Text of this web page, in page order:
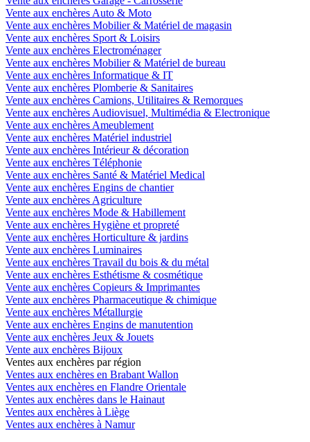
Vente aux enchères Auto & Moto
Vente aux enchères Mobilier & Matériel de magasin
Vente aux enchères Sport & Loisirs
Vente aux enchères Electroménager
Vente aux enchères Mobilier & Matériel de bureau
Vente aux enchères Informatique & IT
Vente aux enchères Plomberie & Sanitaires
Vente aux enchères Camions, Utilitaires & Remorques
Vente aux enchères Audiovisuel, Multimédia & Electronique
Vente aux enchères Ameublement
Vente aux enchères Matériel industriel
Vente aux enchères Intérieur & décoration
Vente aux enchères Téléphonie
Vente aux enchères Santé & Matériel Medical
Vente aux enchères Engins de chantier
Vente aux enchères Agriculture
Vente aux enchères Mode & Habillement
Vente aux enchères Hygiène et propreté
Vente aux enchères Horticulture & jardins
Vente aux enchères Luminaires
Vente aux enchères Travail du bois & du métal
Vente aux enchères Esthétisme & cosmétique
Vente aux enchères Copieurs & Imprimantes
Vente aux enchères Pharmaceutique & chimique
Vente aux enchères Métallurgie
Vente aux enchères Engins de manutention
Vente aux enchères Jeux & Jouets
Vente aux enchères Bijoux
Ventes aux enchères par région
Ventes aux enchères en Brabant Wallon
Ventes aux enchères en Flandre Orientale
Ventes aux enchères dans le Hainaut
Ventes aux enchères à Liège
Ventes aux enchères à Namur